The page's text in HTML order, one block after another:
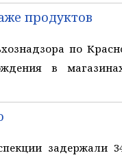
продуктов
по
в
задержали